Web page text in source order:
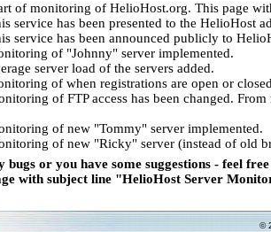
of monitoring of HelioHost.org. This page
service has been presented to the HelioHost
service has been announced publicly to
of "Johnny" server implemented.
server load of the servers added.
of when registrations are open or
of FTP access has been changed.
of new "Tommy" server implemented.
of new "Ricky" server (instead of old
or you have some suggestions - feel
with subject line "HelioHost Server
©